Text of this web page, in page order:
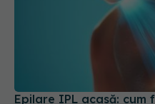
Epilare IPL acasă: cum
e eficientă și ce riscuri